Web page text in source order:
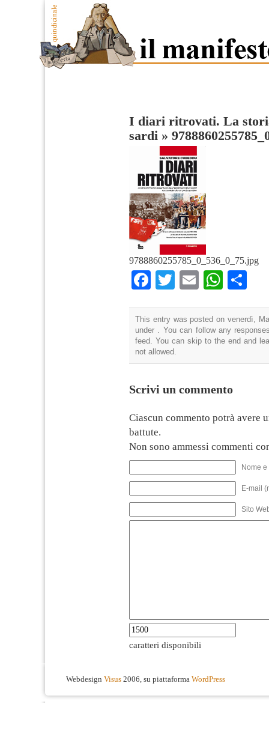
I diari ritrovati. La
sardi »
9788860255785_0_536_0_75.jpg
Facebook
TwitterEmail
This entry was posted on venerdì,
under . You can follow any
feed. You can skip to the end and
not allowed.
Scrivi un commento
Ciascun commento potrà avere
battute.
Non sono ammessi commenti
Nome
E-mail
Sito
caratteri disponibili
Webdesign Visus 2006, su piattaforma WordPress